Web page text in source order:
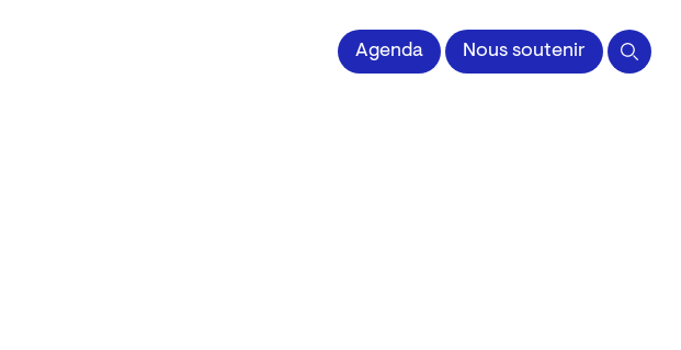
la Gravure et de l'Image impriméeAgenda Nous soutenir